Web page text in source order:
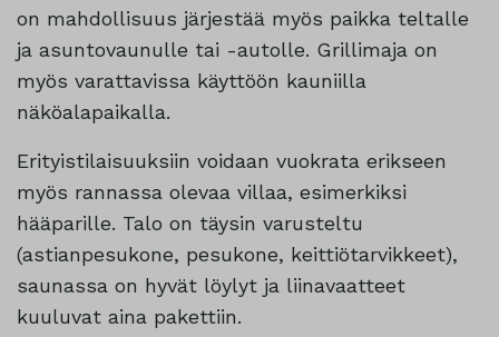
on mahdollisuus järjestää myös paikka teltalle
ja asuntovaunulle tai -autolle. Grillimaja on
myös varattavissa käyttöön kauniilla
näköalapaikalla.
Erityistilaisuuksiin voidaan vuokrata erikseen
myös rannassa olevaa villaa, esimerkiksi
hääparille. Talo on täysin varusteltu
(astianpesukone, pesukone, keittiötarvikkeet),
saunassa on hyvät löylyt ja liinavaatteet
kuuluvat aina pakettiin.